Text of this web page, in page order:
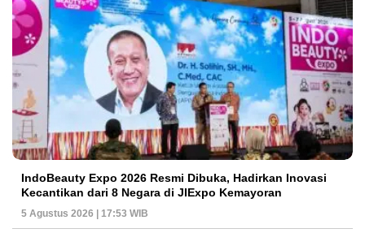
IndoBeauty Expo 2026 Resmi Dibuka, Hadirkan Inovasi
Kecantikan dari 8 Negara di JIExpo Kemayoran
5 Agustus 2026 | 17:53 WIB